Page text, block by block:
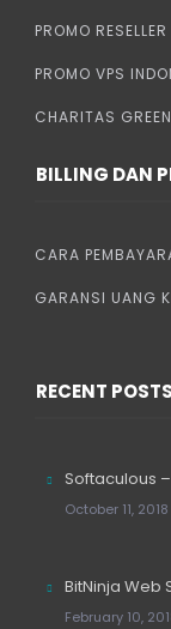
PROMO
PROMO VPS
CHARITAS
BILLING DAN
CARA
GARANSI UANG
RECENT POSTS
Softaculous
October 11, 2018
BitNinja Web
February 10,